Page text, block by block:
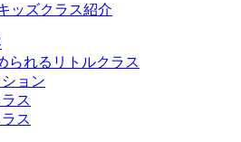
ッズクラス紹介
られるリトルクラス
ョン
ス
ス